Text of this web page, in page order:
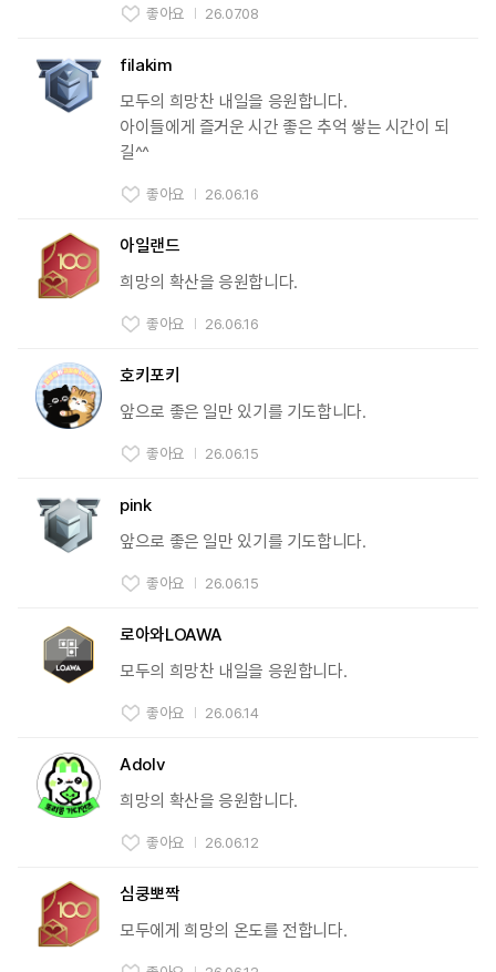
좋아요 26.07.08
filakim
모두의 희망찬 내일을 응원합니다.
아이들에게 즐거운 시간 좋은 추억 쌓는 시간이 되
길^^
좋아요 26.06.16
아일랜드
희망의 확산을 응원합니다.
좋아요 26.06.16
호키포키
앞으로 좋은 일만 있기를 기도합니다.
좋아요 26.06.15
pink
앞으로 좋은 일만 있기를 기도합니다.
좋아요 26.06.15
로아와LOAWA
모두의 희망찬 내일을 응원합니다.
좋아요 26.06.14
Adolv
희망의 확산을 응원합니다.
좋아요 26.06.12
심쿵뽀짝
모두에게 희망의 온도를 전합니다.